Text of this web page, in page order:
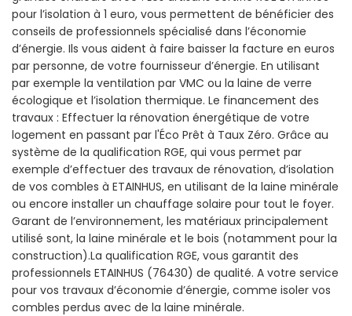
pour l’isolation à 1 euro, vous permettent de bénéficier des
conseils de professionnels spécialisé dans l’économie
d’énergie. Ils vous aident à faire baisser la facture en euros
par personne, de votre fournisseur d’énergie. En utilisant
par exemple la ventilation par VMC ou la laine de verre
écologique et l’isolation thermique. Le financement des
travaux : Effectuer la rénovation énergétique de votre
logement en passant par l'Éco Prêt à Taux Zéro. Grâce au
système de la qualification RGE, qui vous permet par
exemple d’effectuer des travaux de rénovation, d’isolation
de vos combles à ETAINHUS, en utilisant de la laine minérale
ou encore installer un chauffage solaire pour tout le foyer.
Garant de l’environnement, les matériaux principalement
utilisé sont, la laine minérale et le bois (notamment pour la
construction).La qualification RGE, vous garantit des
professionnels ETAINHUS (76430) de qualité. A votre service
pour vos travaux d’économie d’énergie, comme isoler vos
combles perdus avec de la laine minérale.